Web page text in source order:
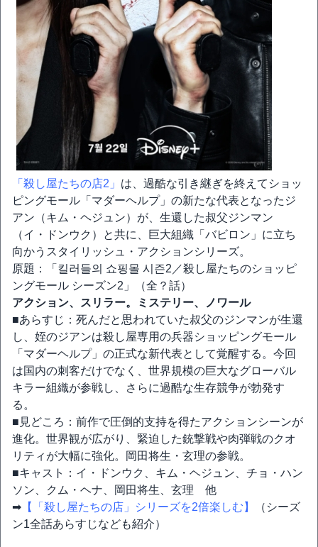
「殺し屋たちの店2」 は、過酷な引き継ぎを終えてショッ
ピングモール「マダーヘルプ」の新たな代表となったジ
アン（キム・ヘジュン）が、生還した叔父ジンマン
（イ・ドンウク）と共に、巨大組織「バビロン」に立ち
向かうスタイリッシュ・アクションシリーズ。
原題：「킬러들의 쇼핑몰 시즌2／殺し屋たちのショッピ
ングモール シーズン2」（全？話）
アクション、スリラー。ミステリー、ノワール
■あらすじ：死んだと思われていた叔父のジンマンが生還
し、姪のジアンは殺し屋専用の兵器ショッピングモール
「マダーヘルプ」の正式な新代表として覚醒する。今回
は国内の刺客だけでなく、世界規模の巨大なグローバル
キラー組織が参戦し、さらに過酷な生存競争が勃発す
る。
■見どころ：前作で圧倒的支持を得たアクションシーンが
進化。世界観が広がり、緊迫した銃撃戦や肉弾戦のクオ
リティが大幅に強化。岡田将生・玄理の参戦。
■キャスト：イ・ドンウク、キム・ヘジュン、チョ・ハン
ソン、クム・ヘナ、岡田将生、玄理 他
➡ 【「殺し屋たちの店」シリーズを2倍楽しむ】
（シーズ
ン1全話あらすじなども紹介）